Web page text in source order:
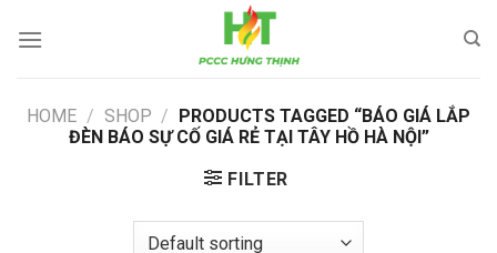
HOME / SHOP / PRODUCTS TAGGED “BÁO GIÁ LẮP
ĐÈN BÁO SỰ CỐ GIÁ RẺ TẠI TÂY HỒ HÀ NỘI”
FILTER